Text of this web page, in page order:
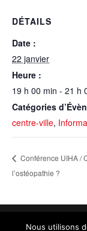
DÉTAILS
Date :
22 janvier
Heure :
19 h 00 min - 21 h
Catégories
centre-ville,
Conférence UIHA /
l’ostéopathie ?
Nous utilisons